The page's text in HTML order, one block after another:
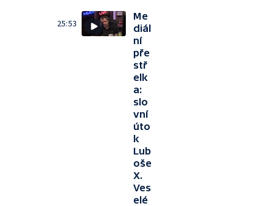
25:53
Me
diál
ní
pře
stř
elk
a:
slo
vní
úto
k
Lub
oše
X.
Ves
elé